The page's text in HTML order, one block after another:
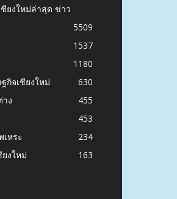
ยงใหม่ล่าสุด ข่าว
5509
1537
1180
กิจเชียงใหม่
630
ง
455
453
เหระ
234
งใหม่
163